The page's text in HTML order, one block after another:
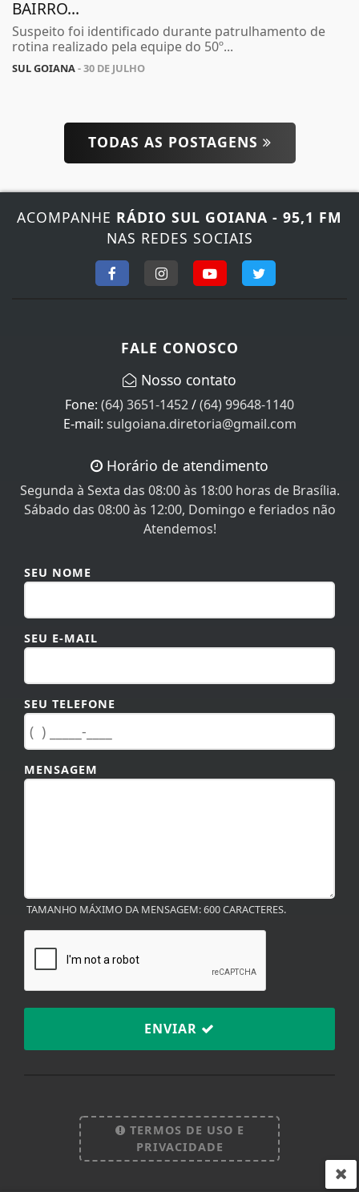
BAIRRO...
Suspeito foi identificado durante patrulhamento de
rotina realizado pela equipe do 50º...
SUL GOIANA- 30 DE JULHO
TODAS AS POSTAGENS
ACOMPANHE RÁDIO SUL GOIANA - 95,1 FM
NAS REDES SOCIAIS
FALE CONOSCO
Nosso contato
Fone: (64) 3651-1452/(64) 99648-1140
E-mail: sulgoiana.diretoria@gmail.com
Horário de atendimento
Segunda à Sexta das 08:00 às 18:00 horas de Brasília.
Sábado das 08:00 às 12:00, Domingo e feriados não
Atendemos!
SEU NOME
SEU E-MAIL
SEU TELEFONE
MENSAGEM
TAMANHO MÁXIMO DA MENSAGEM: 600 CARACTERES.
ENVIAR
TERMOS DE USO E
PRIVACIDADE
experiência de navegação. Ao continuar o acesso,
entendemos que você concorda com nossos Termos
de Uso e Privacidade.